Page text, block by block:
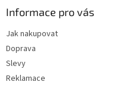
Informace pro vás
Jak nakupovat
Doprava
Slevy
Reklamace